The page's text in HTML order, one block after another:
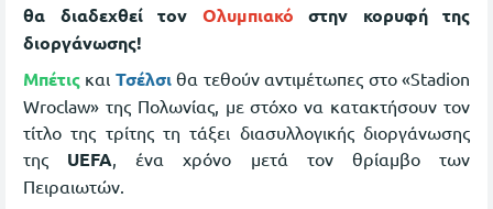
θα διαδεχθεί τον Ολυμπιακό στην κορυφή της
διοργάνωσης!
Μπέτις και Τσέλσιθα τεθούν αντιμέτωπες στο «Stadion
Wroclaw» της Πολωνίας, με στόχο να κατακτήσουν τον
τίτλο της τρίτης τη τάξει διασυλλογικής διοργάνωσης
της UEFA, ένα χρόνο μετά τον θρίαμβο των
Πειραιωτών.